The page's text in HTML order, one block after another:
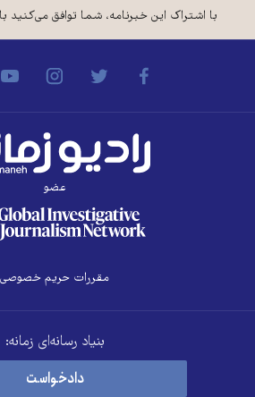
با اشتراک این خبرنامه، شما توافق می‌کنید
عضو
مقررات حریم خصوصی
بنیاد رسانه‌ای زمانه:
دادخواست